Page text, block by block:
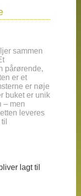
sammen
pårørende,
er et
er nøje
buket er unik
– men
leveres
lagt til